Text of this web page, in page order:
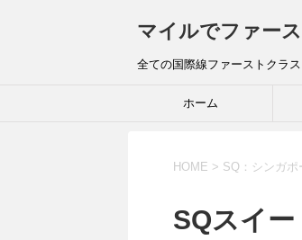
マイルでファー
全ての国際線ファーストクラ
ホーム
HOME > SQ：シンガポ
SQスイ